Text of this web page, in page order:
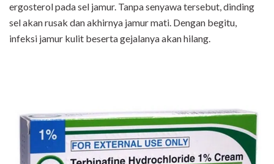
ergosterol pada sel jamur. Tanpa senyawa tersebut, dinding
sel akan rusak dan akhirnya jamur mati. Dengan begitu,
infeksi jamur kulit beserta gejalanya akan hilang.